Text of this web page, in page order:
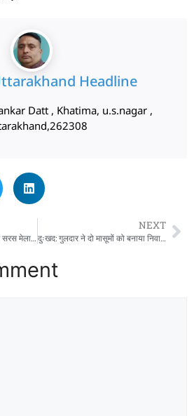
Headline
Datt , Khatima, u.s.nagar ,
मुख्यमंत्री धामी जी ने देहरादून में सरस मेला 2024 का उदघाटन किया
NEXT
दुःखद: गुलदार ने दो मासूमों को बनाया निवाला, कोहराम…